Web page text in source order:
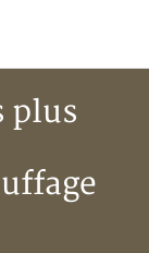
plus